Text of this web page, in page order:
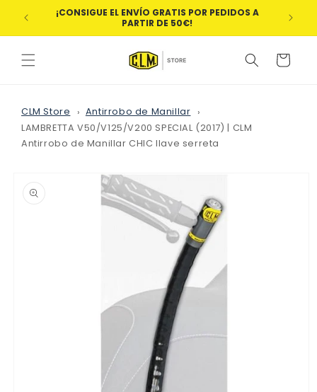
directamente¡CONSIGUE EL ENVÍO GRATIS POR PEDIDOS A
PARTIR DE 50€!
Carrito
CLM Store
Antirrobo de Manillar
LAMBRETTA V50/V125/V200 SPECIAL (2017) | CLM
Antirrobo de Manillar CHIC llave serreta
información